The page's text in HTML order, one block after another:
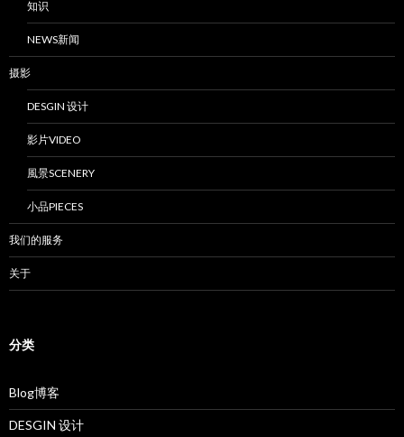
知识
NEWS新闻
摄影
DESGIN 设计
影片VIDEO
風景SCENERY
小品PIECES
我们的服务
关于
分类
Blog博客
DESGIN 设计